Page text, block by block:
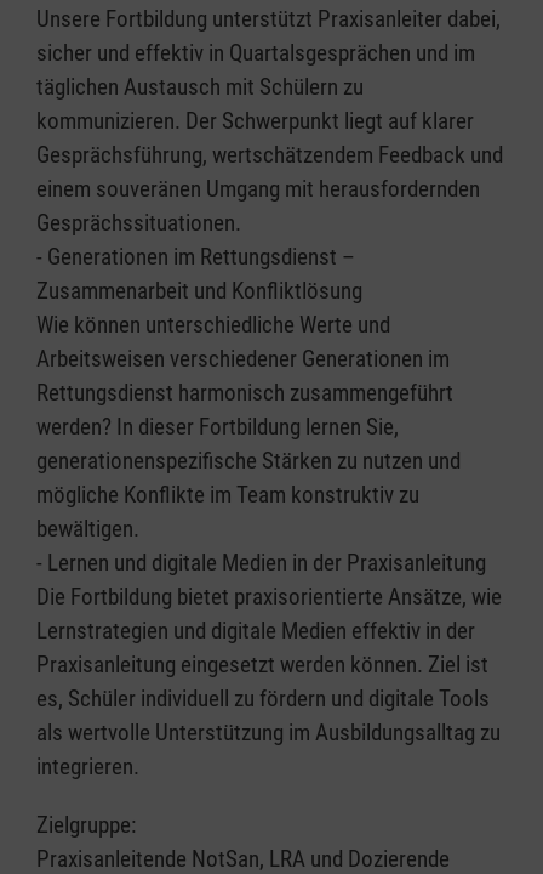
Unsere Fortbildung unterstützt Praxisanleiter dabei,
sicher und effektiv in Quartalsgesprächen und im
täglichen Austausch mit Schülern zu
kommunizieren. Der Schwerpunkt liegt auf klarer
Gesprächsführung, wertschätzendem Feedback und
einem souveränen Umgang mit herausfordernden
Gesprächssituationen.
- Generationen im Rettungsdienst –
Zusammenarbeit und Konfliktlösung
Wie können unterschiedliche Werte und
Arbeitsweisen verschiedener Generationen im
Rettungsdienst harmonisch zusammengeführt
werden? In dieser Fortbildung lernen Sie,
generationenspezifische Stärken zu nutzen und
mögliche Konflikte im Team konstruktiv zu
bewältigen.
- Lernen und digitale Medien in der Praxisanleitung
Die Fortbildung bietet praxisorientierte Ansätze, wie
Lernstrategien und digitale Medien effektiv in der
Praxisanleitung eingesetzt werden können. Ziel ist
es, Schüler individuell zu fördern und digitale Tools
als wertvolle Unterstützung im Ausbildungsalltag zu
integrieren.
Zielgruppe:
Praxisanleitende NotSan, LRA und Dozierende